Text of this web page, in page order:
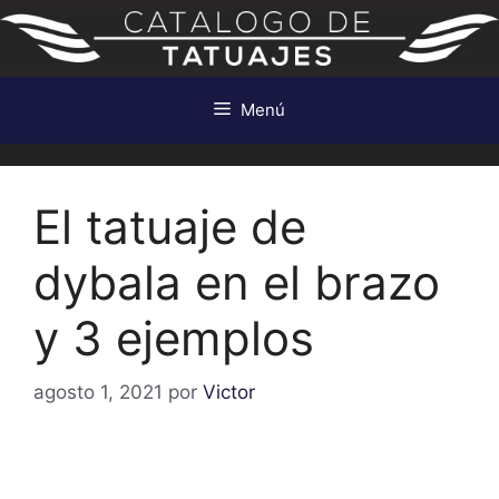
Saltar
contenido
Menú
El tatuaje de
dybala en el brazo
y 3 ejemplos
agosto 1, 2021 por Victor